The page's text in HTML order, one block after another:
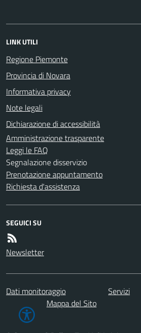
LINK UTILI
Regione Piemonte
Provincia di Novara
Informativa privacy
Note legali
Dichiarazione di accessibilità
Amministrazione trasparente
Leggi le FAQ
Segnalazione disservizio
Prenotazione appuntamento
Richiesta d'assistenza
SEGUICI SU
Newsletter
Dati monitoraggio Servizi
Mappa del Sito